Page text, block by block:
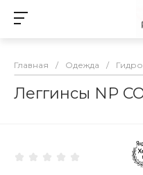
Главная / Одежда /
Леггинсы NP